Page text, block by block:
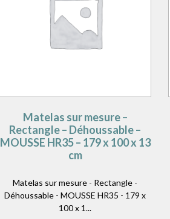
Matelas sur mesure –
Rectangle – Déhoussable –
MOUSSE HR35 – 179 x 100 x 13
cm
Matelas sur mesure - Rectangle -
Déhoussable - MOUSSE HR35 - 179 x
100 x 1...